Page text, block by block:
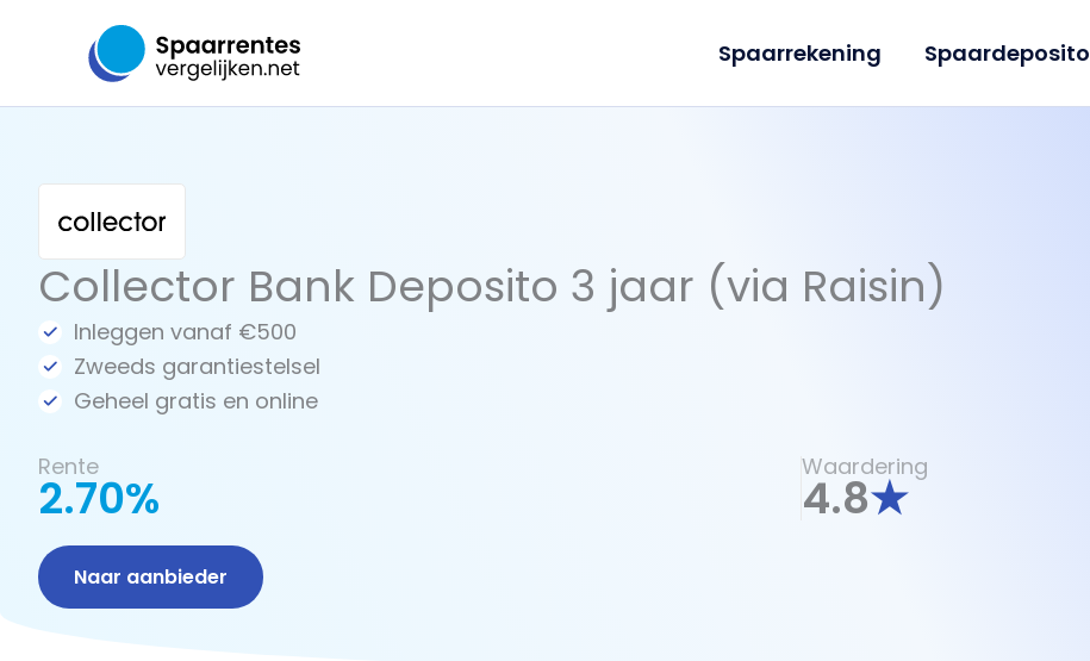
Spaarrekening Spaardeposito
Collector Bank Deposito 3 jaar (via Raisin)
Inleggen vanaf €500
Zweeds garantiestelsel
Geheel gratis en online
Rente
2.70%
Waardering
4.8★
Naar aanbieder